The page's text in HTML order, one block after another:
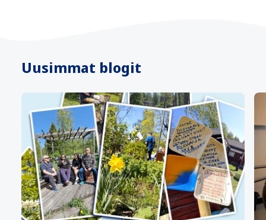
Uusimmat blogit